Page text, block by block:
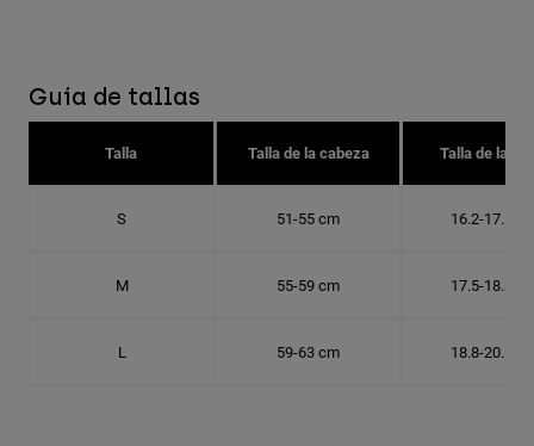
Guía de tallas
Talla Talla de la cabeza Talla de la
S 51-55 cm 16.2-17.5
M 55-59 cm 17.5-18.8
L 59-63 cm 18.8-20.1